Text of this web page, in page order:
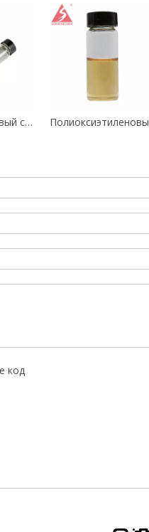
Изотридециловый спирт NEO / Этоксилированный тридециловый спирт / Этоксилированный изотридециловый спирт CAS 69011-36-5